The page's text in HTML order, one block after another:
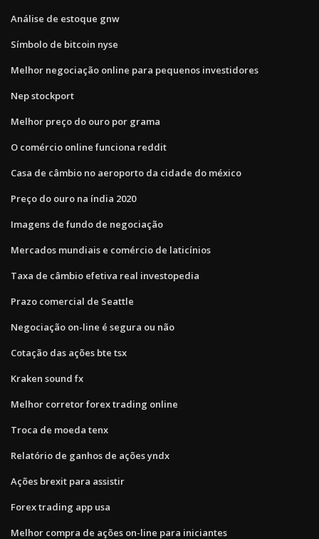
Análise de estoque gnw
Símbolo de bitcoin nyse
Melhor negociação online para pequenos investidores
Nep stockport
Melhor preço do ouro por grama
O comércio online funciona reddit
Casa de câmbio no aeroporto da cidade do méxico
Preço do ouro na índia 2020
Imagens de fundo de negociação
Mercados mundiais e comércio de laticínios
Taxa de câmbio efetiva real investopedia
Prazo comercial de Seattle
Negociação on-line é segura ou não
Cotação das ações bte tsx
Kraken sound fx
Melhor corretor forex trading online
Troca de moeda tenx
Relatório de ganhos de ações yndx
Ações brexit para assistir
Forex trading app usa
Melhor compra de ações on-line para iniciantes